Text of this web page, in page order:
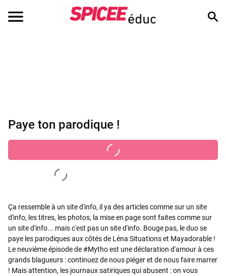
Paye ton parodique !
Ça ressemble à un site d'info, il ya des articles comme sur un site
d'info, les titres, les photos, la mise en page sont faites comme sur
un site d'info... mais c'est pas un site d'info. Bouge pas, le duo se
paye les parodiques aux côtés de Léna Situations et Mayadorable !
Le neuvième épisode de #Mytho est une déclaration d'amour à ces
grands blagueurs : continuez de nous piéger et de nous faire marrer
! Mais attention, les journaux satiriques qui abusent : on vous